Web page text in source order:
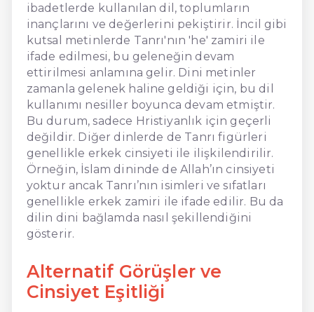
ibadetlerde kullanılan dil, toplumların
inançlarını ve değerlerini pekiştirir. İncil gibi
kutsal metinlerde Tanrı'nın 'he' zamiri ile
ifade edilmesi, bu geleneğin devam
ettirilmesi anlamına gelir. Dini metinler
zamanla gelenek haline geldiği için, bu dil
kullanımı nesiller boyunca devam etmiştir.
Bu durum, sadece Hristiyanlık için geçerli
değildir. Diğer dinlerde de Tanrı figürleri
genellikle erkek cinsiyeti ile ilişkilendirilir.
Örneğin, İslam dininde de Allah’ın cinsiyeti
yoktur ancak Tanrı’nın isimleri ve sıfatları
genellikle erkek zamiri ile ifade edilir. Bu da
dilin dini bağlamda nasıl şekillendiğini
gösterir.
Alternatif Görüşler ve
Cinsiyet Eşitliği